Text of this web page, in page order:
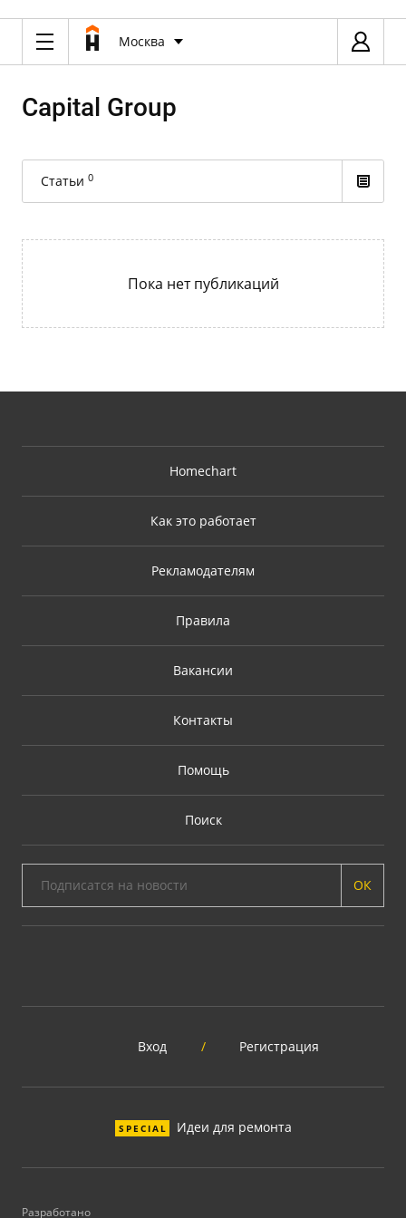
Москва
Capital Group
Статьи 0
Пока нет публикаций
Homechart
Как это работает
Рекламодателям
Правила
Вакансии
Контакты
Помощь
Поиск
ОК
Вход / Регистрация
SPECIAL Идеи для ремонта
Разработано